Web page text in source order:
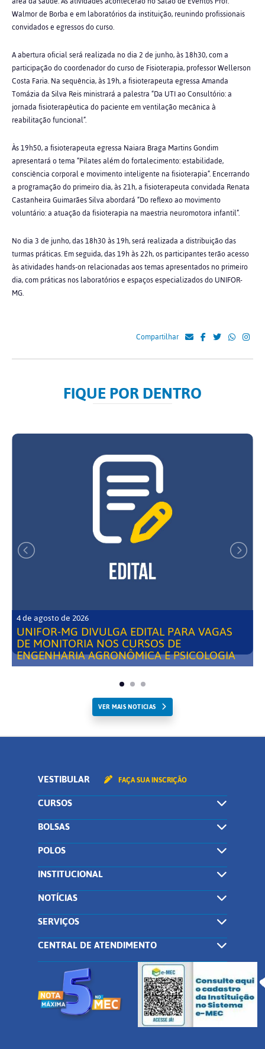
Walmor de Borba e em laboratórios da instituição, reunindo profissionais
convidados e egressos do curso.
A abertura oficial será realizada no dia 2 de junho, às 18h30, com a
participação do coordenador do curso de Fisioterapia, professor Wellerson
Costa Faria. Na sequência, às 19h, a fisioterapeuta egressa Amanda
Tomázia da Silva Reis ministrará a palestra “Da UTI ao Consultório: a
jornada fisioterapêutica do paciente em ventilação mecânica à
reabilitação funcional”.
Às 19h50, a fisioterapeuta egressa Naiara Braga Martins Gondim
apresentará o tema “Pilates além do fortalecimento: estabilidade,
consciência corporal e movimento inteligente na fisioterapia”. Encerrando
a programação do primeiro dia, às 21h, a fisioterapeuta convidada Renata
Castanheira Guimarães Silva abordará “Do reflexo ao movimento
voluntário: a atuação da fisioterapia na maestria neuromotora infantil”.
No dia 3 de junho, das 18h30 às 19h, será realizada a distribuição das
turmas práticas. Em seguida, das 19h às 22h, os participantes terão acesso
às atividades hands-on relacionadas aos temas apresentados no primeiro
dia, com práticas nos laboratórios e espaços especializados do UNIFOR-
MG.
Compartilhar
FIQUE POR DENTRO
4 de agosto de 2026
UNIFOR-MG DIVULGA EDITAL PARA VAGAS
DE MONITORIA NOS CURSOS DE
ENGENHARIA AGRONÔMICA E PSICOLOGIA
VER MAIS NOTICIAS
VESTIBULAR FAÇA SUA INSCRIÇÃO
CURSOS
BOLSAS
POLOS
INSTITUCIONAL
NOTÍCIAS
SERVIÇOS
CENTRAL DE ATENDIMENTO